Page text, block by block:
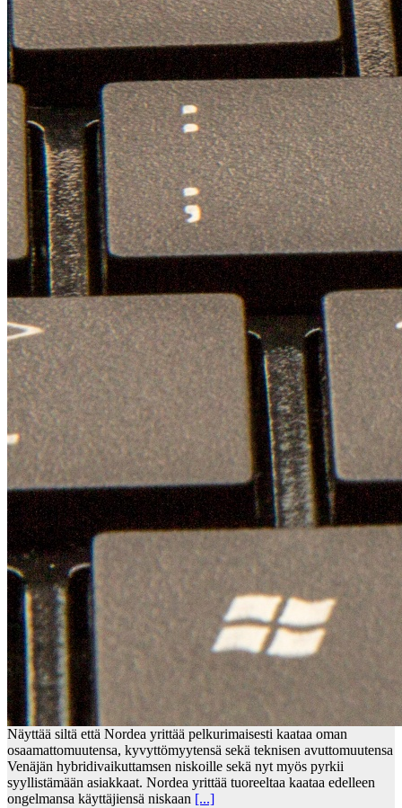
Näyttää siltä että Nordea yrittää pelkurimaisesti kaataa oman
osaamattomuutensa, kyvyttömyytensä sekä teknisen avuttomuutensa
Venäjän hybridivaikuttamsen niskoille sekä nyt myös pyrkii
syyllistämään asiakkaat. Nordea yrittää tuoreeltaa kaataa edelleen
ongelmansa käyttäjiensä niskaan [...]